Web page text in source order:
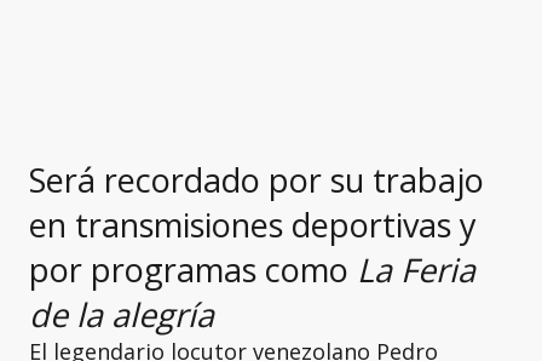
Será recordado por su trabajo
en transmisiones deportivas y
por programas como La Feria
de la alegría
El legendario locutor venezolano Pedro